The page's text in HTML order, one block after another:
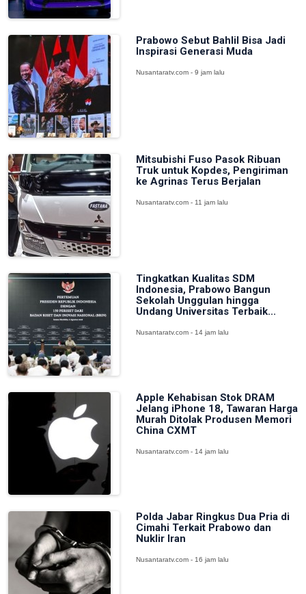
Prabowo Sebut Bahlil Bisa Jadi
Inspirasi Generasi Muda
Nusantaratv.com - 9 jam lalu
Mitsubishi Fuso Pasok Ribuan
Truk untuk Kopdes, Pengiriman
ke Agrinas Terus Berjalan
Nusantaratv.com - 11 jam lalu
Tingkatkan Kualitas SDM
Indonesia, Prabowo Bangun
Sekolah Unggulan hingga
Undang Universitas Terbaik...
Nusantaratv.com - 14 jam lalu
Apple Kehabisan Stok DRAM
Jelang iPhone 18, Tawaran Harga
Murah Ditolak Produsen Memori
China CXMT
Nusantaratv.com - 14 jam lalu
Polda Jabar Ringkus Dua Pria di
Cimahi Terkait Prabowo dan
Nuklir Iran
Nusantaratv.com - 16 jam lalu